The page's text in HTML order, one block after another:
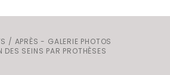
/ APRÈS - GALERIE PHOTOS
SEINS PAR PROTHÈSES